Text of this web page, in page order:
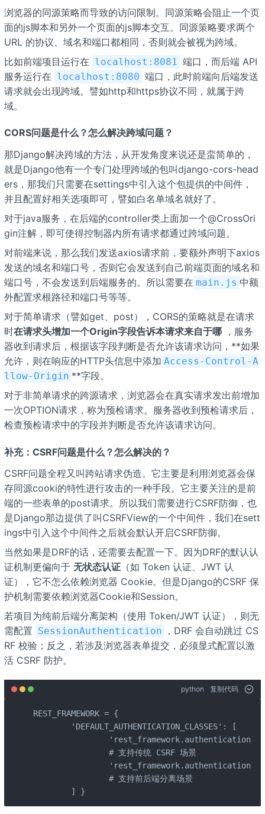
浏览器的同源策略而导致的访问限制。同源策略会阻止一个页
面的js脚本和另外一个页面的js脚本交互。同源策略要求两个
URL 的协议、域名和端口都相同，否则就会被视为跨域。
比如前端项目运行在 localhost:8081 端口，而后端 API
服务运行在 localhost:8080 端口，此时前端向后端发送
请求就会出现跨域。譬如http和https协议不同，就属于跨
域。
CORS问题是什么？怎么解决跨域问题？
那Django解决跨域的方法，从开发角度来说还是蛮简单的，
就是Django他有一个专门处理跨域的包叫django-cors-head
ers，那我们只需要在settings中引入这个包提供的中间件，
并且配置好相关选项即可，譬如白名单域名就好了。
对于java服务，在后端的controller类上面加一个@CrossOri
gin注解，即可使得控制器内所有请求都通过跨域问题。
对前端来说，那么我们发送axios请求前，要额外声明下axios
发送的域名和端口号，否则它会发送到自己前端页面的域名和
端口号，不会发送到后端服务的。所以需要在 main.js 中额
外配置求根路径和端口号等等。
对于简单请求（譬如get、post），CORS的策略就是在请求
时在请求头增加一个Origin字段告诉本请求来自于哪，服务
器收到请求后，根据该字段判断是否允许该请求访问，**如果
允许，则在响应的HTTP头信息中添加 Access-Control-A
llow-Origin **字段。
对于非简单请求的跨源请求，浏览器会在真实请求发出前增加
一次OPTION请求，称为预检请求。服务器收到预检请求后，
检查预检请求中的字段并判断是否允许该请求访问。
补充：CSRF问题是什么？怎么解决的？
CSRF问题全程又叫跨站请求伪造。它主要是利用浏览器会保
存同源cooki的特性进行攻击的一种手段。它主要关注的是前
端的一些表单的post请求。所以我们需要进行CSRF防御，也
是Django那边提供了叫CSRFView的一个中间件，我们在sett
ings中引入这个中间件之后就会默认开启CSRF防御。
当然如果是DRF的话，还需要去配置一下。因为DRF的默认认
证机制更偏向于 无状态认证（如 Token 认证、JWT 认
证），它不怎么依赖浏览器 Cookie。但是Django的CSRF 保
护机制需要依赖浏览器Cookie和Session。
若项目为纯前后端分离架构（使用 Token/JWT 认证），则无
需配置 SessionAuthentication
，DRF 会自动跳过 CS
RF 校验；反之，若涉及浏览器表单提交，必须显式配置以激
活 CSRF 防护。
python 复制代码
REST_FRAMEWORK = {
	] }